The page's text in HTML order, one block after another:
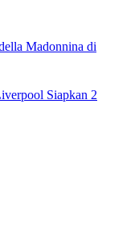
Madonnina di
Siapkan 2